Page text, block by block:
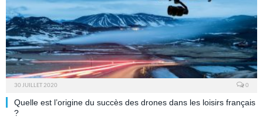
30 JUILLET 2020 0
Quelle est l’origine du succès des drones dans les loisirs français
?